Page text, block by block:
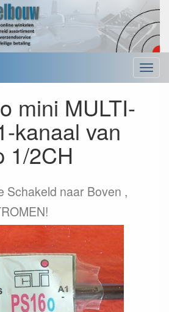
Menu
mini MULTI-
kanaal van
1/2CH
Schakeld naar Boven ,